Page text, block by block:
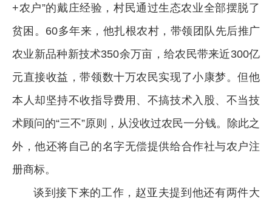
+农户”的戴庄经验，村民通过生态农业全部摆脱了
贫困。60多年来，他扎根农村，带领团队先后推广
农业新品种新技术350余万亩，给农民带来近300亿
元直接收益，带领数十万农民实现了小康梦。但他
本人却坚持不收指导费用、不搞技术入股、不当技
术顾问的“三不”原则，从没收过农民一分钱。除此之
外，他还将自己的名字无偿提供给合作社与农户注
册商标。
谈到接下来的工作，赵亚夫提到他还有两件大